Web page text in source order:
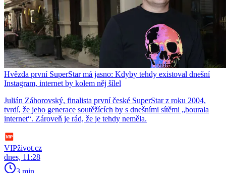
Hvězda první SuperStar má jasno: Kdyby tehdy existoval dnešní
Instagram, internet by kolem něj šílel
Julián Záhorovský, finalista první české SuperStar z roku 2004,
tvrdí, že jeho generace soutěžících by s dnešními sítěmi „bourala
internet“. Zároveň je rád, že je tehdy neměla.
VIPživot.cz
dnes, 11:28
3 min